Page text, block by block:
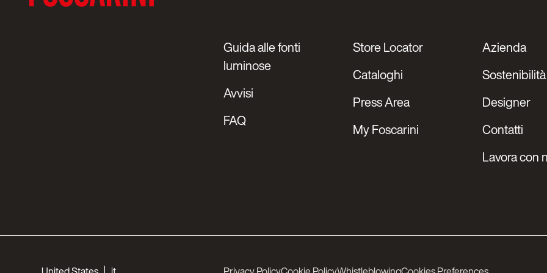
Guida alle fonti
luminose
Avvisi
FAQ
Store Locator
Cataloghi
Press Area
My Foscarini
Azienda
Sostenibilità
Designer
Contatti
Lavora con